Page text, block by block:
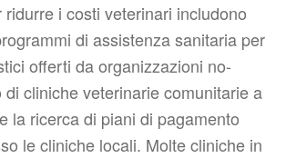
ridurre i costi veterinari includono
di assistenza sanitaria per
offerti da organizzazioni no-
di cliniche veterinarie comunitarie a
la ricerca di piani di pagamento
le cliniche locali. Molte cliniche in